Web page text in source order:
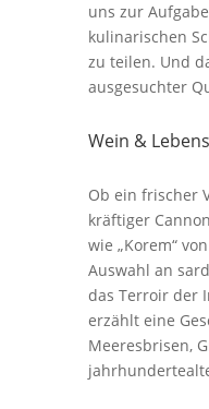
uns zur
kulinarischen
zu teilen. Und
ausgesuchter
Wein &
Ob ein frischer
kräftiger
wie „Korem“
Auswahl an
das Terroir der
erzählt eine
Meeresbrisen,